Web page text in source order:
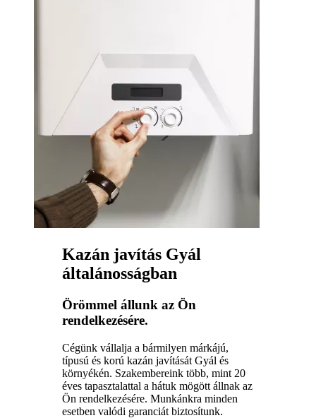
Kazán javítás Gyál
általánosságban
Örömmel állunk az Ön
rendelkezésére.
Cégünk vállalja a bármilyen márkájú,
típusú és korú kazán javítását Gyál és
környékén. Szakembereink több, mint 20
éves tapasztalattal a hátuk mögött állnak az
Ön rendelkezésére. Munkánkra minden
esetben valódi garanciát biztosítunk.